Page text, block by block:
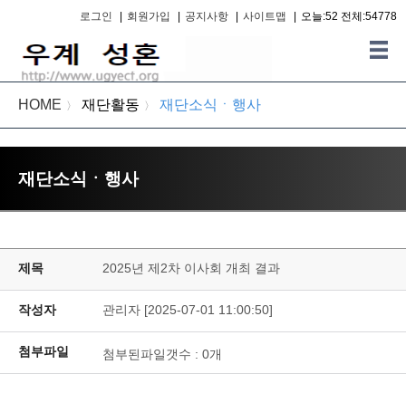
로그인 회원가입 공지사항 사이트맵 오늘:52 전체:54778
HOME 〉 재단활동 〉 재단소식ㆍ행사
재단소식ㆍ행사
제목 2025년 제2차 이사회 개최 결과
작성자 관리자 [2025-07-01 11:00:50]
첨부파일 첨부된파일갯수 : 0개